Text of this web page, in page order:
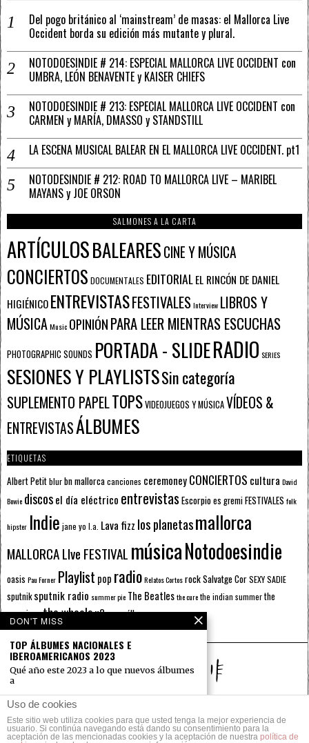
Del pogo británico al ‘mainstream’ de masas: el Mallorca Live
Occident borda su edición más mutante y plural.
NOTODOESINDIE # 214: ESPECIAL MALLORCA LIVE OCCIDENT con
UMBRA, LEÓN BENAVENTE y KAISER CHIEFS
NOTODOESINDIE # 213: ESPECIAL MALLORCA LIVE OCCIDENT con
CARMEN y MARÍA, DMASSO y STANDSTILL
LA ESCENA MUSICAL BALEAR EN EL MALLORCA LIVE OCCIDENT. pt1
NOTODESINDIE # 212: ROAD TO MALLORCA LIVE – MARIBEL
MAYANS y JOE ORSON
SALMONES A LA CARTA
ARTÍCULOSBALEARESCINE Y MÚSICA
CONCIERTOS DOCUMENTALES EDITORIALEL RINCÓN DE DANIEL
HIGIÉNICOENTREVISTASFESTIVALESInterview LIBROS Y
MÚSICAMusic OPINIÓNPARA LEER MIENTRAS ESCUCHAS
PHOTOGRAPHIC SOUNDS PORTADA - SLIDERADIO SERIES
SESIONES Y PLAYLISTSSin categoría
SUPLEMENTO PAPELTOPSVIDEOJUEGOS Y MÚSICAVÍDEOS &
ENTREVISTASÁLBUMES
ETIQUETAS
Albert Petitblurbn mallorcacanciones ceremoneyCONCIERTOS cultura David
Bowie discosel día eléctrico entrevistas Escorpioes gremiFESTIVALES folk
hipster Indie jane yo l.a. Lava fizz los planetasmallorca
MALLORCA LIve FESTIVAL músicaNotodoesindie
oasis Pau Forner Playlist pop radioRelatos CortosrockSalvatge CorSEXY SADIE
sputnik sputnik radio summer pie The Beatlesthe curethe indian summerthe
prussiansthe wheelsu2veranoálbumes
© 2014 Todos los derechos reservados.
Uso de cookies
Este sitio web utiliza cookies para que usted tenga la mejor experiencia de
usuario. Si continúa navegando está dando su consentimiento para la
aceptación de las mencionadas cookies y la aceptación de nuestra política de
DON'T MISS
TOP ÁLBUMES NACIONALES E
IBEROAMERICANOS 2023
Qué año este 2023 a lo que nuevos álbumes
a
En este 2023 se ha colado
una combinación de